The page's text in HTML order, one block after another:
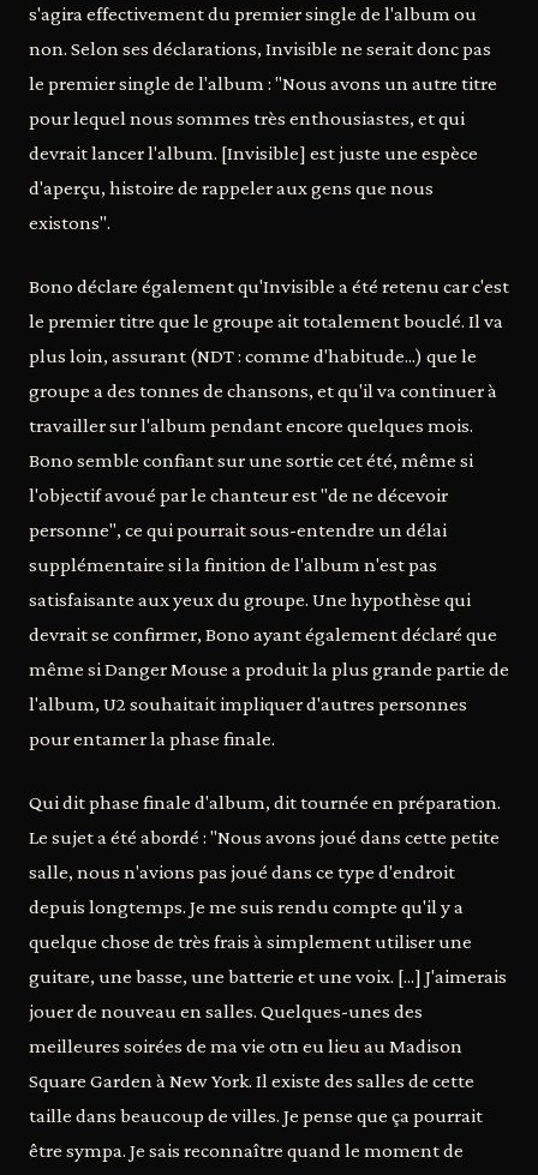
s'agira effectivement du premier single de l'album ou
non. Selon ses déclarations, Invisible ne serait donc pas
le premier single de l'album : "Nous avons un autre titre
pour lequel nous sommes très enthousiastes, et qui
devrait lancer l'album. [Invisible] est juste une espèce
d'aperçu, histoire de rappeler aux gens que nous
existons".
Bono déclare également qu'Invisible a été retenu car c'est
le premier titre que le groupe ait totalement bouclé. Il va
plus loin, assurant (NDT : comme d'habitude...) que le
groupe a des tonnes de chansons, et qu'il va continuer à
travailler sur l'album pendant encore quelques mois.
Bono semble confiant sur une sortie cet été, même si
l'objectif avoué par le chanteur est "de ne décevoir
personne", ce qui pourrait sous-entendre un délai
supplémentaire si la finition de l'album n'est pas
satisfaisante aux yeux du groupe. Une hypothèse qui
devrait se confirmer, Bono ayant également déclaré que
même si Danger Mouse a produit la plus grande partie de
l'album, U2 souhaitait impliquer d'autres personnes
pour entamer la phase finale.
Qui dit phase finale d'album, dit tournée en préparation.
Le sujet a été abordé : "Nous avons joué dans cette petite
salle, nous n'avions pas joué dans ce type d'endroit
depuis longtemps. Je me suis rendu compte qu'il y a
quelque chose de très frais à simplement utiliser une
guitare, une basse, une batterie et une voix. [...] J'aimerais
jouer de nouveau en salles. Quelques-unes des
meilleures soirées de ma vie otn eu lieu au Madison
Square Garden à New York. Il existe des salles de cette
taille dans beaucoup de villes. Je pense que ça pourrait
être sympa. Je sais reconnaître quand le moment de